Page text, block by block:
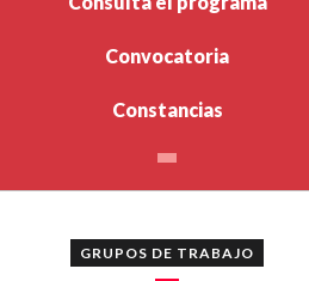
Convocatoria
Constancias
GRUPOS DE TRABAJO